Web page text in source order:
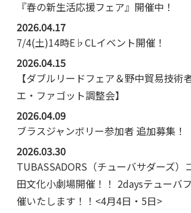
『春の新生活応援フェア』開催中！
2026.04.17
7/4(土)14時E♭CLイベント開催！
2026.04.15
【ダブルリードフェア＆野中貿易技術
エ・ファゴット調整会】
2026.04.09
ブラスジャンボリー参加者 追加募集！
2026.03.30
TUBASSADORS（チューバサダーズ）
田文化小劇場開催！！ 2daysテューバ
催いたします！！<4月4日・5日>